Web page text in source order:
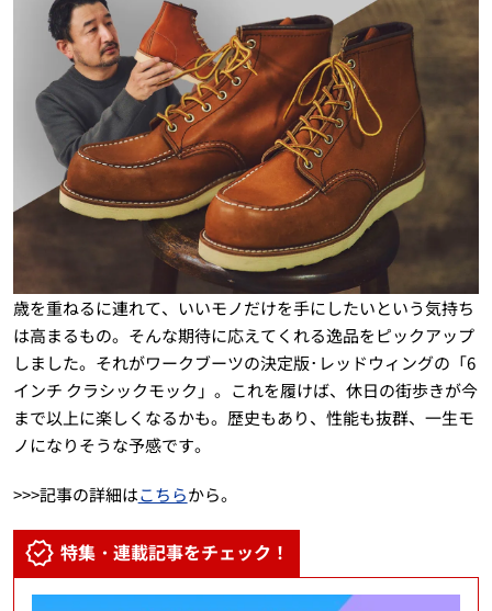
歳を重ねるに連れて、いいモノだけを手にしたいという気持ち
は高まるもの。そんな期待に応えてくれる逸品をピックアップ
しました。それがワークブーツの決定版･レッドウィングの「6
インチ クラシックモック」。これを履けば、休日の街歩きが今
まで以上に楽しくなるかも。歴史もあり、性能も抜群、一生モ
ノになりそうな予感です。
>>>記事の詳細はこちらから。
特集・連載記事をチェック！